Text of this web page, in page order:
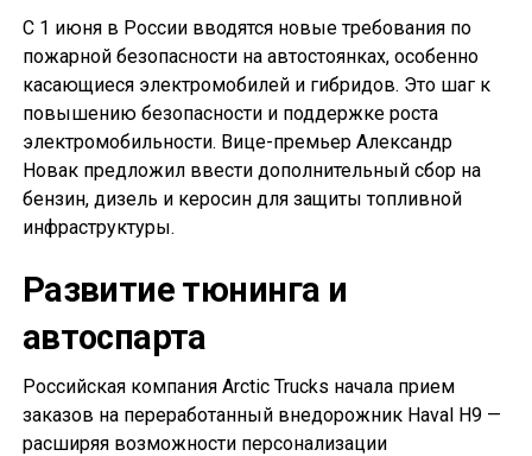
С 1 июня в России вводятся новые требования по
пожарной безопасности на автостоянках, особенно
касающиеся электромобилей и гибридов. Это шаг к
повышению безопасности и поддержке роста
электромобильности. Вице-премьер Александр
Новак предложил ввести дополнительный сбор на
бензин, дизель и керосин для защиты топливной
инфраструктуры.
Развитие тюнинга и
автоспарта
Российская компания Arctic Trucks начала прием
заказов на переработанный внедорожник Haval H9 —
расширяя возможности персонализации